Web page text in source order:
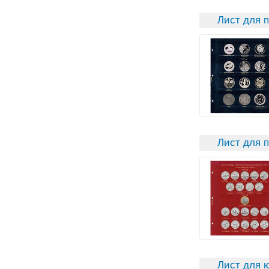
Лист для
Лист для
Лист для